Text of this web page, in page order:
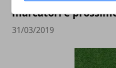
marcatori e
31/03/2019